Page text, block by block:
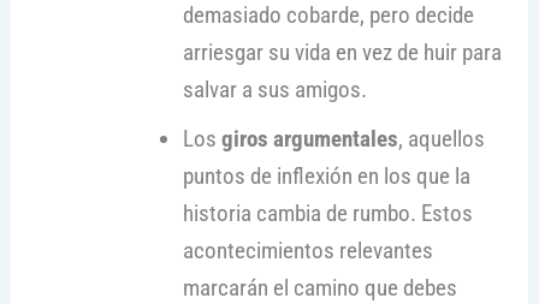
demasiado cobarde, pero decide
arriesgar su vida en vez de huir para
salvar a sus amigos.
Losgiros argumentales, aquellos
puntos de inflexión en los que la
historia cambia de rumbo. Estos
acontecimientos relevantes
marcarán el camino que debes